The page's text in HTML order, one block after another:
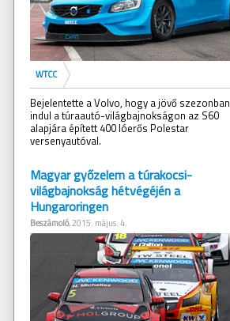
WTCC
Bejelentette a Volvo, hogy a jövő szezonban
indul a túraautó-világbajnokságon az S60
alapjára épített 400 lóerős Polestar
versenyautóval.
Magyar győzelem a túrakocsi-
világbajnokság hétvégéjén a
Hungaroringen
Beszámoló, 2015. május. 4.